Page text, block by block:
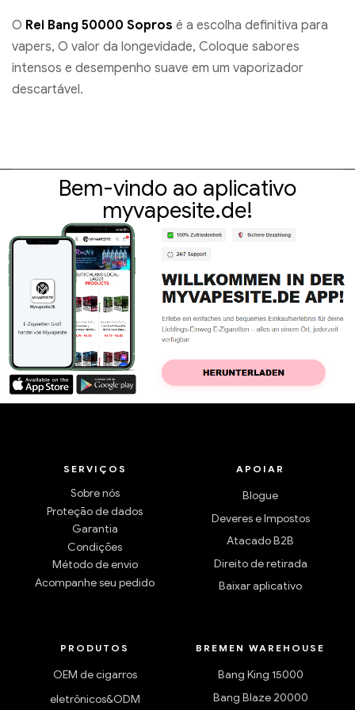
O Rei Bang 50000 Sopros é a escolha definitiva para
vapers, O valor da longevidade, Coloque sabores
intensos e desempenho suave em um vaporizador
descartável.
Bem-vindo ao aplicativo
myvapesite.de!
SERVIÇOS
Sobre nós
Proteção de dados
Garantia
Condições
Método de envio
Acompanhe seu pedido
APOIAR
Blogue
Deveres e Impostos
Atacado B2B
Direito de retirada
Baixar aplicativo
PRODUTOS
OEM de cigarros
eletrônicos&ODM
BREMEN WAREHOUSE
Bang King 15000
Bang Blaze 20000